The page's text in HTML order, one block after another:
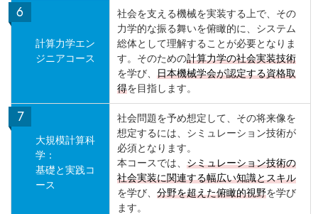
計算力学エン
ジニアコース
社会を支える機械を実装する上で、その
力学的な振る舞いを俯瞰的に、システム
総体として理解することが必要となりま
す。そのための計算力学の社会実装技術
を学び、 日本機械学会が認定する資格取
得を目指します。
大規模計算科
学：
基礎と実践コ
ース
社会問題を予め想定して、その将来像を
想定するには、シミュレーション技術が
必須となります。
本コースでは、 シミュレーション技術の
社会実装に関連する幅広い知識とスキル
を学び、 分野を超えた俯瞰的視野を学び
ます。